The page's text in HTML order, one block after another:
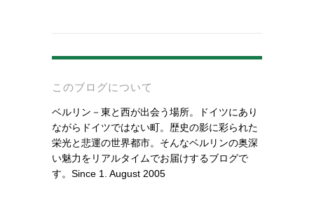
このブログについて
ベルリン－東と西が出会う場所。ドイツにあり
ながらドイツではない町。歴史の影に彩られた
栄光と悲運の世界都市。そんなベルリンの奥深
い魅力をリアルタイムでお届けするブログで
す。Since 1. August 2005